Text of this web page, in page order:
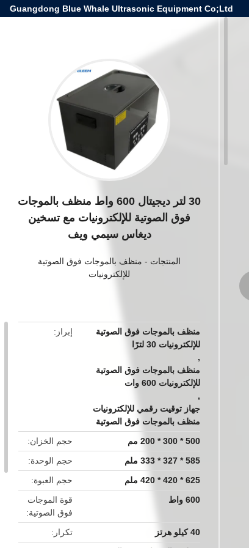
Guangdong Blue Whale Ultrasonic Equipment Co;Ltd
30 لتر ديجيتال 600 واط منظف بالموجات
فوق الصوتية للإلكترونيات مع تسخين
ديغاس سيمي ويف
المنتجات - منظف ​​بالموجات فوق الصوتية
للإلكترونيات
إبراز
منظف ​​بالموجات فوق الصوتية
للإلكترونيات 30 لترًا
,
منظف بالموجات فوق الصوتية
للإلكترونيات 600 وات
,
جهاز توقيت رقمي للإلكترونيات
منظف بالموجات فوق الصوتية
حجم الخزان
500 * 300 * 200 مم
حجم الوحدة
585 * 327 * 333 ملم
حجم العبوة
625 * 420 * 420 ملم
قوة الموجات
فوق الصوتية
600 واط
تكرار
40 كيلو هرتز